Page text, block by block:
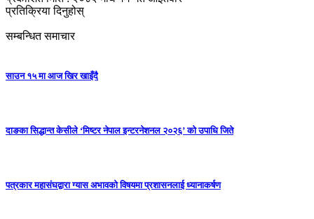
प्रतिक्रिया दिनुहोस्
सम्बन्धित समाचार
साउन १५ मा आज खिर खाइँदै
दाङका सिद्धान्त केसीले ‘मिष्टर नेपाल इन्टरनेशनल २०२६’ को उपाधि जिते
पत्रकार महासंघद्वारा ग्यास अभावको विषयमा प्रशासनलाई ध्यानाकर्षण